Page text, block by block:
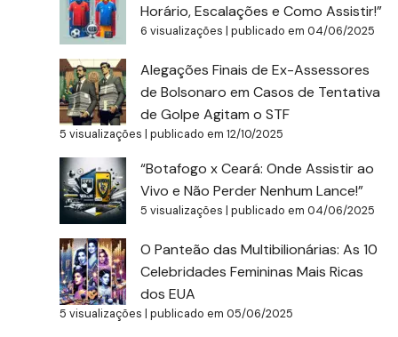
Horário, Escalações e Como Assistir!”
6 visualizações |publicado em 04/06/2025
Alegações Finais de Ex-Assessores
de Bolsonaro em Casos de Tentativa
de Golpe Agitam o STF
5 visualizações |publicado em 12/10/2025
“Botafogo x Ceará: Onde Assistir ao
Vivo e Não Perder Nenhum Lance!”
5 visualizações |publicado em 04/06/2025
O Panteão das Multibilionárias: As 10
Celebridades Femininas Mais Ricas
dos EUA
5 visualizações |publicado em 05/06/2025